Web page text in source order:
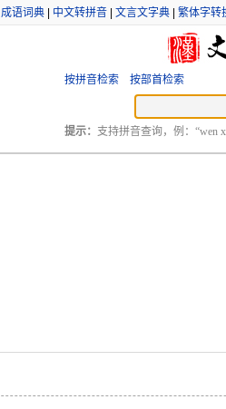
成语词典 中文转拼音 文言文字典 繁体字转
按拼音检索 按部首检索
提示： 支持拼音查询，例：“wen